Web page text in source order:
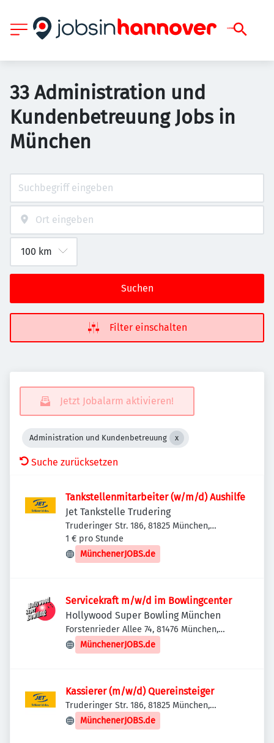
33 Administration und
Kundenbetreuung Jobs in
München
Suchen
Filter einschalten
Jetzt Jobalarm aktivieren!
Administration und Kundenbetreuung
Suche zurücksetzen
Tankstellenmitarbeiter (w/m/d) Aushilfe
Jet Tankstelle Trudering
Truderinger Str. 186, 81825 München,
Deutschland
1 € pro Stunde
MünchenerJOBS.de
Servicekraft m/w/d im Bowlingcenter
Hollywood Super Bowling München
Forstenrieder Allee 74, 81476 München,
Deutschland
MünchenerJOBS.de
Kassierer (m/w/d) Quereinsteiger
Truderinger Str. 186, 81825 München,
Deutschland
MünchenerJOBS.de